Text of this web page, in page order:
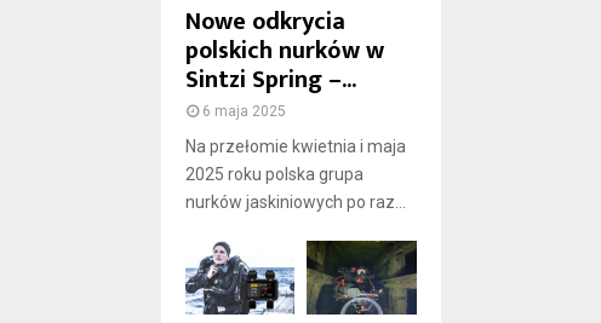
Nowe odkrycia
polskich nurków w
Sintzi Spring –...
6 maja 2025
Na przełomie kwietnia i maja
2025 roku polska grupa
nurków jaskiniowych po raz...